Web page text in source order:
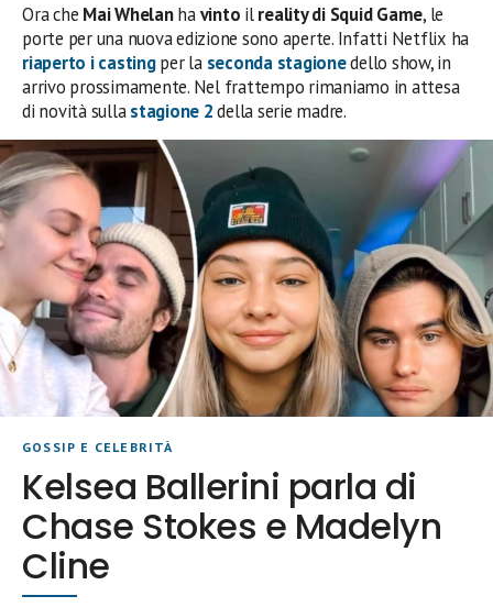
Ora che Mai Whelanhavinto ilreality di Squid Game, le
porte per una nuova edizione sono aperte. Infatti Netflix ha
riaperto icasting per la seconda stagionedello show, in
arrivo prossimamente. Nel frattempo rimaniamo in attesa
di novità sullastagione 2della serie madre.
GOSSIP E CELEBRITÀ
Kelsea Ballerini parla di
Chase Stokes e Madelyn
Cline